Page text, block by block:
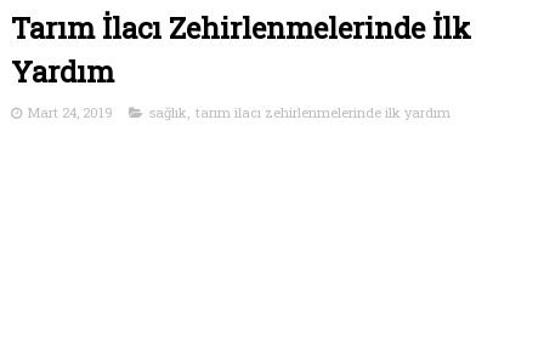
Tarım İlacı Zehirlenmelerinde İlk
Yardım
Mart 24, 2019 sağlık, tarım ilacı zehirlenmelerinde ilk yardım